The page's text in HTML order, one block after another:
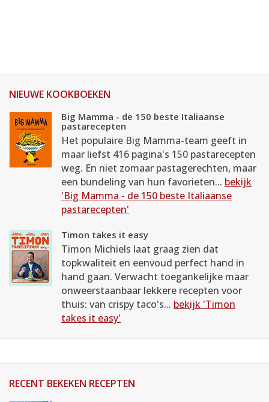
NIEUWE KOOKBOEKEN
Big Mamma - de 150 beste Italiaanse
pastarecepten
Het populaire Big Mamma-team geeft in
maar liefst 416 pagina's 150 pastarecepten
weg. En niet zomaar pastagerechten, maar
een bundeling van hun favorieten... bekijk
'Big Mamma - de 150 beste Italiaanse
pastarecepten'
Timon takes it easy
Timon Michiels laat graag zien dat
topkwaliteit en eenvoud perfect hand in
hand gaan. Verwacht toegankelijke maar
onweerstaanbaar lekkere recepten voor
thuis: van crispy taco's... bekijk 'Timon
takes it easy'
RECENT BEKEKEN RECEPTEN